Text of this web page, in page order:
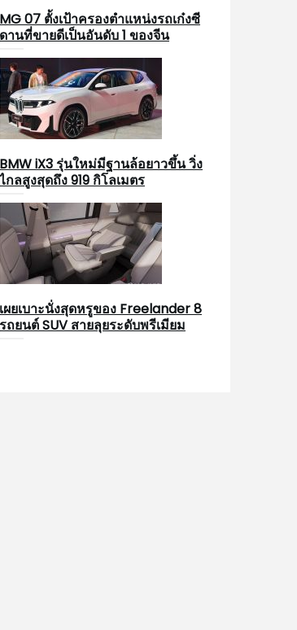
MG 07 ตั้งเป้าครองตำแหน่งรถเก๋งซี
ดานที่ขายดีเป็นอันดับ 1 ของจีน
BMW iX3 รุ่นใหม่มีฐานล้อยาวขึ้น วิ่ง
กลสูงสุดถึง 919 กิโลเมตร
เผยเบาะนั่งสุดหรูของ Freelander 8
รถยนต์ SUV สายลุยระดับพรีเมียม